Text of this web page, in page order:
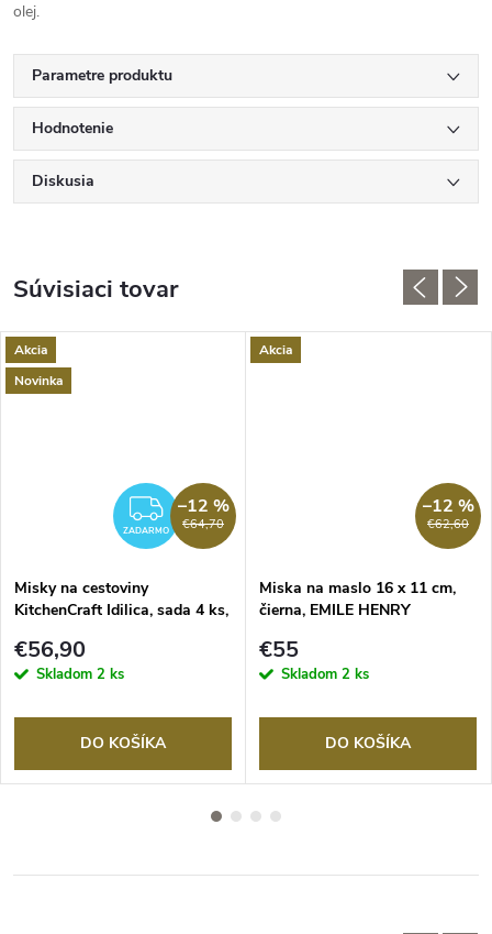
olej.
Parametre produktu
Hodnotenie
Diskusia
Súvisiaci tovar
Akcia
Novinka
ZADARMO
ZADARMO €64,70
–12 %
Misky na cestoviny
KitchenCraft Idilica, sada 4 ks,
€56,90
Skladom 2 ks
DO KOŠÍKA
Akcia
€62,60
–12 %
Miska na maslo 16 x 11 cm,
čierna, EMILE HENRY
€55
Skladom 2 ks
DO KOŠÍKA